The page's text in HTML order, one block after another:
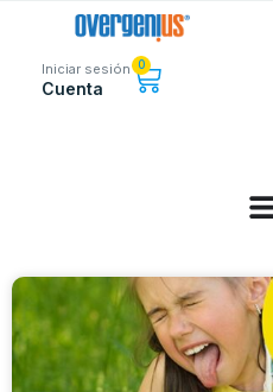
Iniciar sesión
Cuenta
0